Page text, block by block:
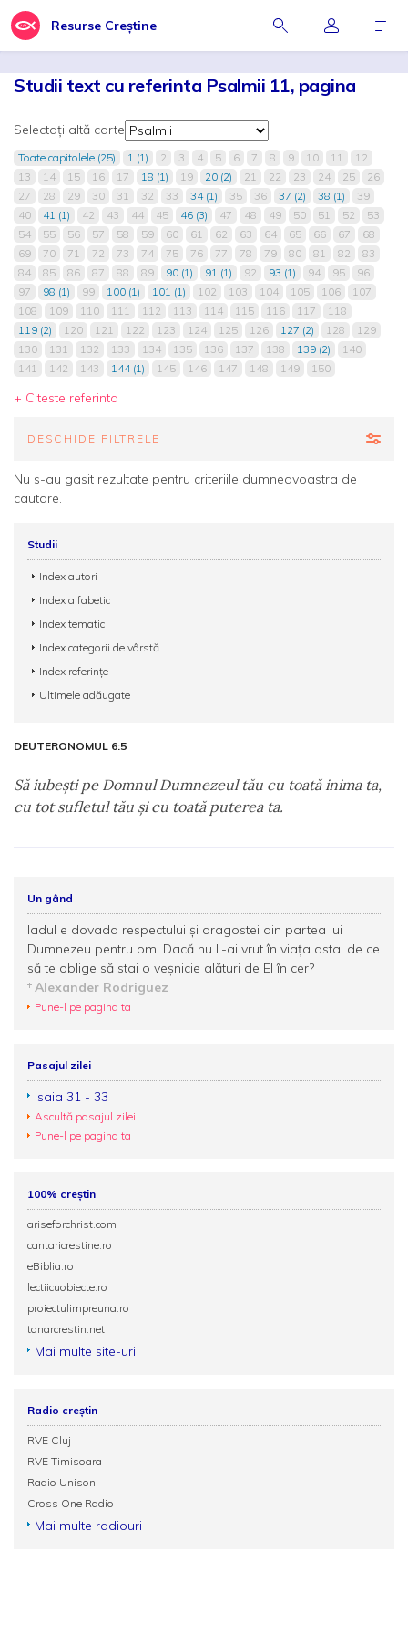
Resurse Creștine
Studii text cu referinta Psalmii 11, pagina
Selectați altă carte
Toate capitolele (25) 1 (1) 2 3 4 5 6 7 8 9 10 11
12
13
14 15 16 17 18 (1) 19 20 (2) 21 22 23 24 25
26
27
28 29 30 31 32 33 34 (1) 35 36 37 (2) 38 (1)
39
40
41 (1) 42 43 44 45 46 (3) 47 48 49 50 51 52
53
54
55 56 57 58 59 60 61 62 63 64 65 66 67
68
69
70 71 72 73 74 75 76 77 78 79 80 81 82
83
84
85 86 87 88 89 90 (1) 91 (1) 92 93 (1) 94 95
96
97
98 (1) 99 100 (1) 101 (1) 102 103 104 105 106
107
108
109 110 111 112 113 114 115 116 117
118
119 (2)
120 121 122 123 124 125 126 127 (2) 128
129
130
131 132 133 134 135 136 137 138 139 (2)
140
141
142 143 144 (1) 145 146 147 148 149 150
+ Citeste referinta
DESCHIDE FILTRELE
Nu s-au gasit rezultate pentru criteriile dumneavoastra de
cautare.
Studii
Index autori
Index alfabetic
Index tematic
Index categorii de vârstă
Index referințe
Ultimele adăugate
DEUTERONOMUL 6:5
Să iubeşti pe Domnul Dumnezeul tău cu toată inima ta,
cu tot sufletul tău şi cu toată puterea ta.
Un gând
Iadul e dovada respectului și dragostei din partea lui
Dumnezeu pentru om. Dacă nu L-ai vrut în viaţa asta, de ce
să te oblige să stai o veşnicie alături de El în cer?
Alexander Rodriguez
Pune-l pe pagina ta
Pasajul zilei
Isaia 31 - 33
Ascultă pasajul zilei
Pune-l pe pagina ta
100% creștin
ariseforchrist.com
cantaricrestine.ro
eBiblia.ro
lectiicuobiecte.ro
proiectulimpreuna.ro
tanarcrestin.net
Mai multe site-uri
Radio creștin
RVE Cluj
RVE Timisoara
Radio Unison
Cross One Radio
Mai multe radiouri